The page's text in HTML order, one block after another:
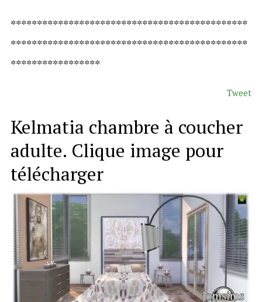
*********************************************
*********************************************
*****************
Tweet
Kelmatia chambre à coucher
adulte. Clique image pour
télécharger